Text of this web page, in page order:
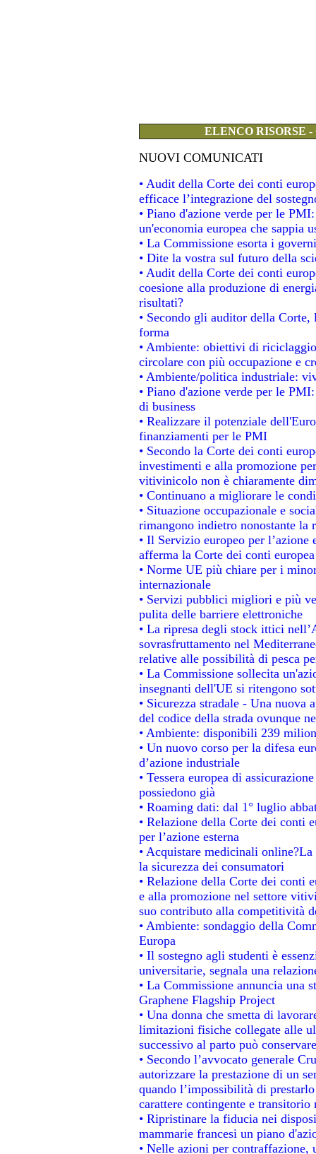
ELENCO RISORSE
NUOVI COMUNICATI
• Audit della Corte dei conti
efficace l’integrazione del
• Piano d'azione verde per le
un'economia europea che sappia
• La Commissione esorta i
• Dite la vostra sul futuro della
• Audit della Corte dei conti
coesione alla produzione di
risultati?
• Secondo gli auditor della Corte,
forma
• Ambiente: obiettivi di
circolare con più occupazione e
• Ambiente/politica industriale:
• Piano d'azione verde per le
di business
• Realizzare il potenziale
finanziamenti per le PMI
• Secondo la Corte dei conti
investimenti e alla promozione
vitivinicolo non è chiaramente
• Continuano a migliorare le
• Situazione occupazionale e
rimangono indietro nonostante la
• Il Servizio europeo per l’azione
afferma la Corte dei conti europea
• Norme UE più chiare per i
internazionale
• Servizi pubblici migliori e più
pulita delle barriere elettroniche
• La ripresa degli stock ittici
sovrasfruttamento nel
relative alle possibilità di pesca
• La Commissione sollecita
insegnanti dell'UE si ritengono
• Sicurezza stradale - Una nuova
del codice della strada ovunque
• Ambiente: disponibili 239
• Un nuovo corso per la difesa
d’azione industriale
• Tessera europea di
possiedono già
• Roaming dati: dal 1° luglio
• Relazione della Corte dei conti
per l’azione esterna
• Acquistare medicinali
la sicurezza dei consumatori
• Relazione della Corte dei conti
e alla promozione nel settore
suo contributo alla competitività
• Ambiente: sondaggio della
Europa
• Il sostegno agli studenti è
universitarie, segnala una
• La Commissione annuncia una
Graphene Flagship Project
• Una donna che smetta di
limitazioni fisiche collegate alle
successivo al parto può
• Secondo l’avvocato generale
autorizzare la prestazione di un
quando l’impossibilità di
carattere contingente e
• Ripristinare la fiducia nei
mammarie francesi un piano
• Nelle azioni per